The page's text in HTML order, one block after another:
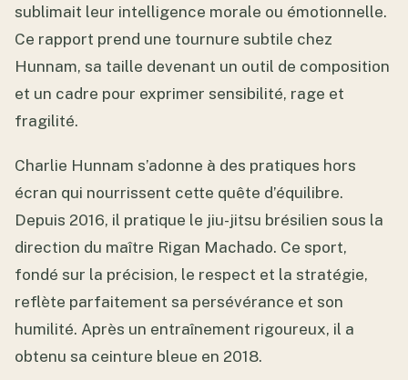
sublimait leur intelligence morale ou émotionnelle.
Ce rapport prend une tournure subtile chez
Hunnam, sa taille devenant un outil de composition
et un cadre pour exprimer sensibilité, rage et
fragilité.
Charlie Hunnam s’adonne à des pratiques hors
écran qui nourrissent cette quête d’équilibre.
Depuis 2016, il pratique le jiu-jitsu brésilien sous la
direction du maître Rigan Machado. Ce sport,
fondé sur la précision, le respect et la stratégie,
reflète parfaitement sa persévérance et son
humilité. Après un entraînement rigoureux, il a
obtenu sa ceinture bleue en 2018.